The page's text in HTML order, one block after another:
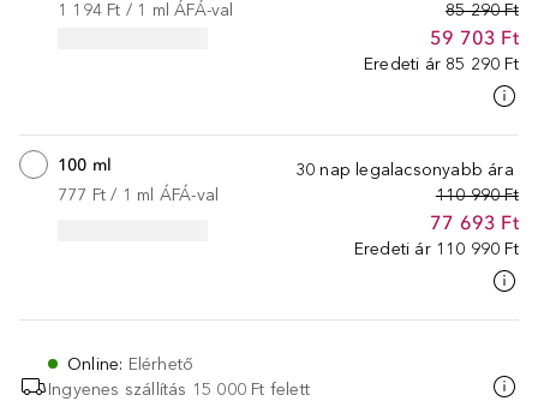
85 290 Ft
59 703 Ft
Eredeti ár 85 290 Ft
1 194 Ft / 1 ml ÁFÁ-val
30 nap legalacsonyabb ára
110 990 Ft
77 693 Ft
Eredeti ár 110 990 Ft
100 ml
777 Ft / 1 ml ÁFÁ-val
Online: Elérhető
Ingyenes szállítás 15 000 Ft felett